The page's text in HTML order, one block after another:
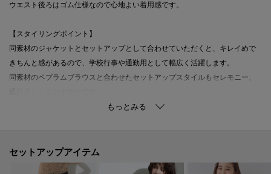
ウエスト後ろはゴム仕様なので心地よい着用感です。
【スタイリングポイント】
同素材のジャケットとセットアップとして合わせていただくと、キレイめで
きちんと感があるので、学校行事や通勤用として幅広く活躍します。
同素材のペプラムブラウスと合わせたセットアップスタイルもセレモニー、
ジレジャケット：127－45200
ワンピース：127－55200
セットアップアイテム